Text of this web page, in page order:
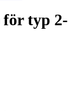
typ 2-